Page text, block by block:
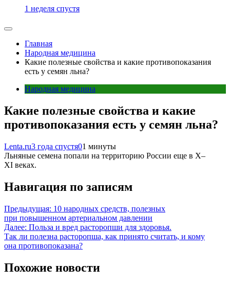
1 неделя спустя
Главная
Народная медицина
Какие полезные свойства и какие противопоказания
есть у семян льна?
Народная медицина
Какие полезные свойства и какие
противопоказания есть у семян льна?
Lenta.ru3 года спустя01 минуты
Льняные семена попали на территорию России еще в X–
XI веках.
Навигация по записям
Предыдущая: 10 народных средств, полезных
при повышенном артериальном давлении
Далее: Польза и вред расторопши для здоровья.
Так ли полезна расторопша, как принято считать, и кому
она противопоказана?
Похожие новости